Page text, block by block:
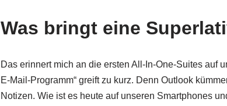
Was bringt eine
Das erinnert mich an die ersten All-In-One-Suites auf
E-Mail-Programm“ greift zu kurz. Denn Outlook
Notizen. Wie ist es heute auf unseren Smartphones